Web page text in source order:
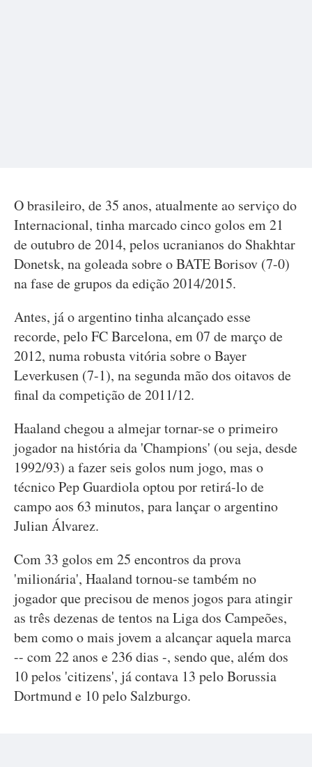
O brasileiro, de 35 anos, atualmente ao serviço do
Internacional, tinha marcado cinco golos em 21
de outubro de 2014, pelos ucranianos do Shakhtar
Donetsk, na goleada sobre o BATE Borisov (7-0)
na fase de grupos da edição 2014/2015.
Antes, já o argentino tinha alcançado esse
recorde, pelo FC Barcelona, em 07 de março de
2012, numa robusta vitória sobre o Bayer
Leverkusen (7-1), na segunda mão dos oitavos de
final da competição de 2011/12.
Haaland chegou a almejar tornar-se o primeiro
jogador na história da 'Champions' (ou seja, desde
1992/93) a fazer seis golos num jogo, mas o
técnico Pep Guardiola optou por retirá-lo de
campo aos 63 minutos, para lançar o argentino
Julian Álvarez.
Com 33 golos em 25 encontros da prova
'milionária', Haaland tornou-se também no
jogador que precisou de menos jogos para atingir
as três dezenas de tentos na Liga dos Campeões,
bem como o mais jovem a alcançar aquela marca
-- com 22 anos e 236 dias -, sendo que, além dos
10 pelos 'citizens', já contava 13 pelo Borussia
Dortmund e 10 pelo Salzburgo.